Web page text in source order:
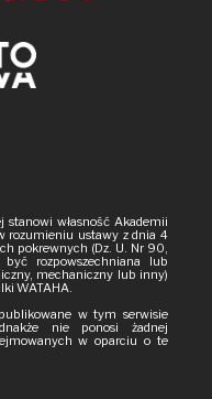
stanowi własność Akademii
rozumieniu ustawy z dnia 4
pokrewnych (Dz. U. Nr 90,
rozpowszechniana lub
mechaniczny lub inny)
WATAHA.
w tym serwisie
nie ponosi żadnej
w oparciu o te